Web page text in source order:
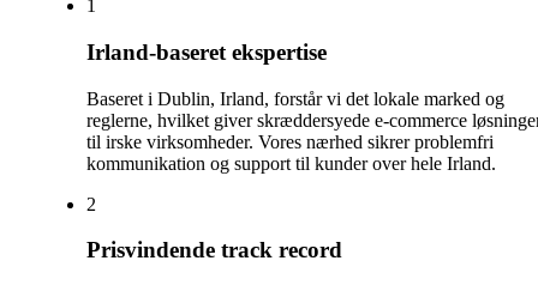
1
Irland-baseret ekspertise
Baseret i Dublin, Irland, forstår vi det lokale marked og
reglerne, hvilket giver skræddersyede e-commerce
til irske virksomheder. Vores nærhed sikrer problemfri
kommunikation og support til kunder over hele Irland.
2
Prisvindende track record